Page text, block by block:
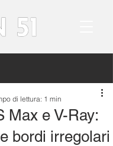
Max e V-Ray:
bordi irregolari
di lettura: 1 min